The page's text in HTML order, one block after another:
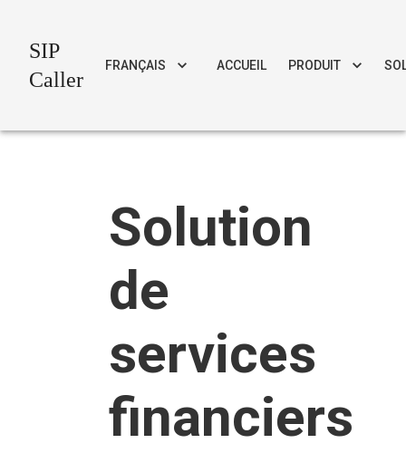
SIP
Caller
FRANÇAIS ACCUEIL PRODUIT
Solution
de
services
financiers